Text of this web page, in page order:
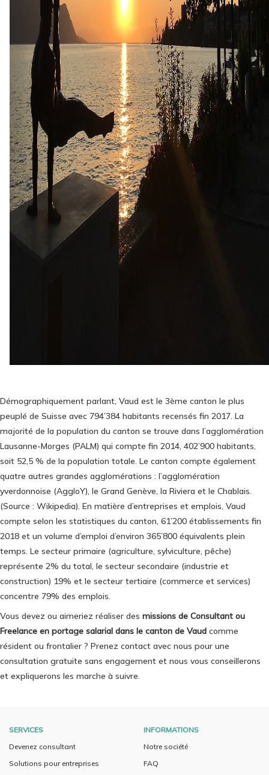
Démographiquement parlant, Vaud est le 3ème canton le plus
peuplé de Suisse avec 794’384 habitants recensés fin 2017. La
majorité de la population du canton se trouve dans l’agglomération
Lausanne-Morges (PALM) qui compte fin 2014, 402’900 habitants,
soit 52,5 % de la population totale. Le canton compte également
quatre autres grandes agglomérations : l’agglomération
yverdonnoise (AggloY), le Grand Genève, la Riviera et le Chablais.
(Source : Wikipedia). En matière d’entreprises et emplois, Vaud
compte selon les statistiques du canton, 61’200 établissements fin
2018 et un volume d’emploi d’environ 365’800 équivalents plein
temps. Le secteur primaire (agriculture, sylviculture, pêche)
représente 2% du total, le secteur secondaire (industrie et
construction) 19% et le secteur tertiaire (commerce et services)
concentre 79% des emplois.
Vous devez ou aimeriez réaliser des missions de Consultant ou
Freelance en portage salarial dans le canton de Vaud comme
résident ou frontalier ? Prenez contact avec nous pour une
consultation gratuite sans engagement et nous vous conseillerons
et expliquerons les marche à suivre.
SERVICES
Devenez consultant
Solutions pour entreprises
INFORMATIONS
Notre société
FAQ